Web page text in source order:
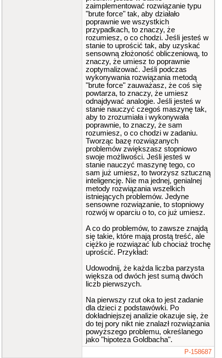
zaimplementować rozwiązanie typu
"brute force" tak, aby działało
poprawnie we wszystkich
przypadkach, to znaczy, że
rozumiesz, o co chodzi. Jeśli jesteś w
stanie to uprościć tak, aby uzyskać
sensowną złożoność obliczeniową, to
znaczy, że umiesz to poprawnie
zoptymalizować. Jeśli podczas
wykonywania rozwiązania metodą
"brute force" zauważasz, że coś się
powtarza, to znaczy, że umiesz
odnajdywać analogie. Jeśli jesteś w
stanie nauczyć czegoś maszynę tak,
aby to zrozumiała i wykonywała
poprawnie, to znaczy, że sam
rozumiesz, o co chodzi w zadaniu.
Tworząc bazę rozwiązanych
problemów zwiększasz stopniowo
swoje możliwości. Jeśli jesteś w
stanie nauczyć maszynę tego, co
sam już umiesz, to tworzysz sztuczną
inteligencję. Nie ma jednej, genialnej
metody rozwiązania wszelkich
istniejących problemów. Jedyne
sensowne rozwiązanie, to stopniowy
rozwój w oparciu o to, co już umiesz.
A co do problemów, to zawsze znajdą
się takie, które mają prostą treść, ale
ciężko je rozwiązać lub chociaż trochę
uprościć. Przykład:
Udowodnij, że każda liczba parzysta
większa od dwóch jest sumą dwóch
liczb pierwszych.
Na pierwszy rzut oka to jest zadanie
dla dzieci z podstawówki. Po
dokładniejszej analizie okazuje się, że
do tej pory nikt nie znalazł rozwiązania
powyższego problemu, określanego
jako "hipoteza Goldbacha".
P-158687